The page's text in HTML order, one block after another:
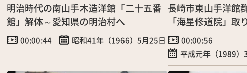
明治時代の南山手木造洋館「二十五番
館」解体～愛知県の明治村へ
00:00:44 昭和41年（1966）5月25日
長崎市東山手洋館
「海星修道院」取
00:00:56
平成元年（1989